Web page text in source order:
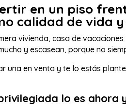
en un piso
calidad de vida
vivienda, casa de
y escasean, porque no
una en venta y te lo estás
lo es ahora